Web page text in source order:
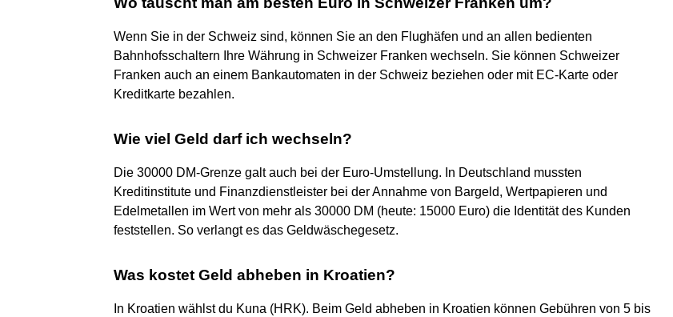
Wenn Sie in der Schweiz sind, können Sie an den Flughäfen und an allen bedienten
Bahnhofsschaltern Ihre Währung in Schweizer Franken wechseln. Sie können Schweizer
Franken auch an einem Bankautomaten in der Schweiz beziehen oder mit EC-Karte oder
Kreditkarte bezahlen.
Wie viel Geld darf ich wechseln?
Die 30000 DM-Grenze galt auch bei der Euro-Umstellung. In Deutschland mussten
Kreditinstitute und Finanzdienstleister bei der Annahme von Bargeld, Wertpapieren und
Edelmetallen im Wert von mehr als 30000 DM (heute: 15000 Euro) die Identität des Kunden
feststellen. So verlangt es das Geldwäschegesetz.
Was kostet Geld abheben in Kroatien?
In Kroatien wählst du Kuna (HRK). Beim Geld abheben in Kroatien können Gebühren von 5 bis